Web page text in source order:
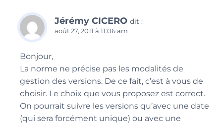
Jérémy CICERO dit :
août 27, 2011 à 11:06 am
Bonjour,
La norme ne précise pas les modalités de
gestion des versions. De ce fait, c’est à vous de
choisir. Le choix que vous proposez est correct.
On pourrait suivre les versions qu’avec une date
(qui sera forcément unique) ou avec une